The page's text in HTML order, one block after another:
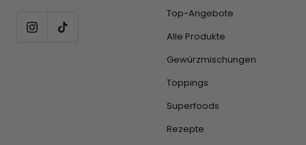
Top-Angebote
Alle Produkte
Gewürzmischungen
Toppings
Superfoods
Rezepte